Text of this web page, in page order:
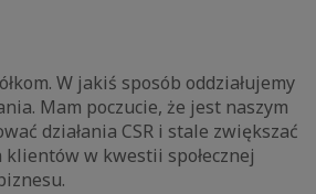
W jakiś sposób oddziałujemy
Mam poczucie, że jest naszym
działania CSR i stale zwiększać
w kwestii społecznej